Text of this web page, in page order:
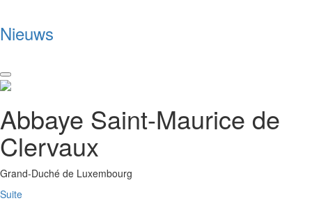
Nieuws
Toggle
navigation
Abbaye Saint-Maurice de
Clervaux
Grand-Duché de Luxembourg
Suite